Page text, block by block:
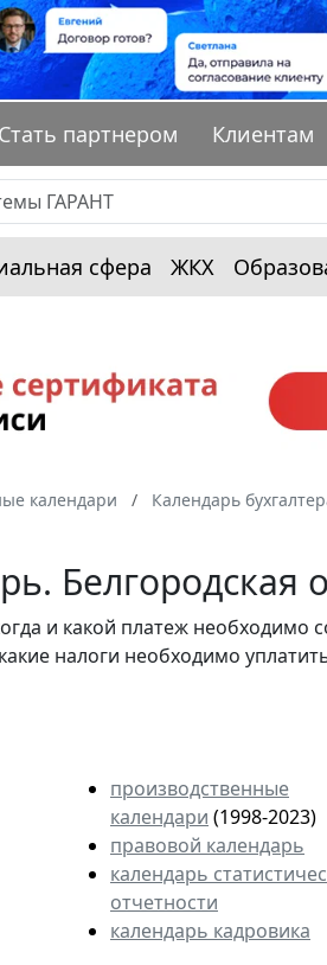
Стать партнером Клиентам
сфера ЖКХ
календари Календарь
Белгородская
и какой платеж
налоги необходимо
производственные
календари (1998-2023)
правовой календарь
календарь
отчетности
календарь кадровика